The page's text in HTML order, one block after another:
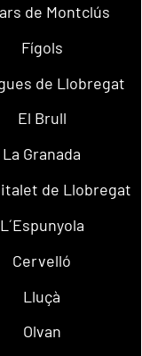
de Montclús
Fígols
de Llobregat
El Brull
La Granada
de Llobregat
L´Espunyola
Cervelló
Lluçà
Olvan